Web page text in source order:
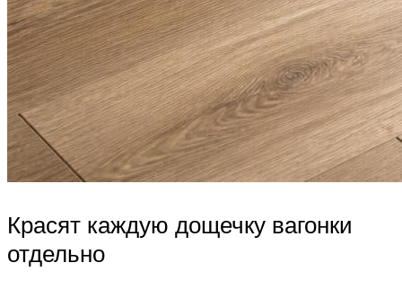
Красят каждую дощечку вагонки
отдельно